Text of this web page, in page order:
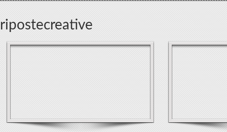
ripostecreative